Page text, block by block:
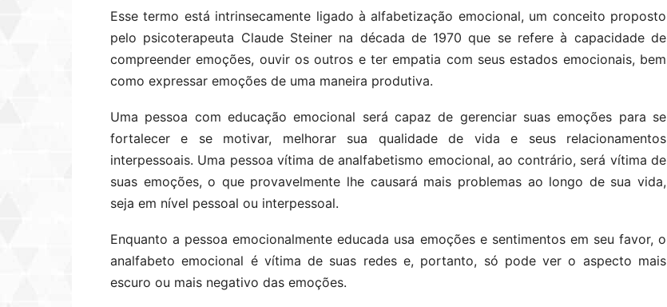
Esse termo está intrinsecamente ligado à alfabetização emocional, um conceito proposto
pelo psicoterapeuta Claude Steiner na década de 1970 que se refere à capacidade de
compreender emoções, ouvir os outros e ter empatia com seus estados emocionais, bem
como expressar emoções de uma maneira produtiva.
Uma pessoa com educação emocional será capaz de gerenciar suas emoções para se
fortalecer e se motivar, melhorar sua qualidade de vida e seus relacionamentos
interpessoais. Uma pessoa vítima de analfabetismo emocional, ao contrário, será vítima de
suas emoções, o que provavelmente lhe causará mais problemas ao longo de sua vida,
seja em nível pessoal ou interpessoal.
Enquanto a pessoa emocionalmente educada usa emoções e sentimentos em seu favor, o
analfabeto emocional é vítima de suas redes e, portanto, só pode ver o aspecto mais
escuro ou mais negativo das emoções.